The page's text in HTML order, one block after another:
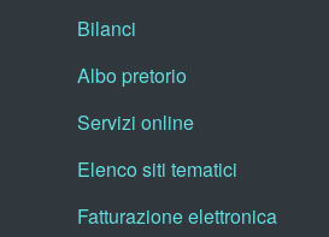
Bilanci
Albo pretorio
Servizi online
Elenco siti tematici
Fatturazione elettronica